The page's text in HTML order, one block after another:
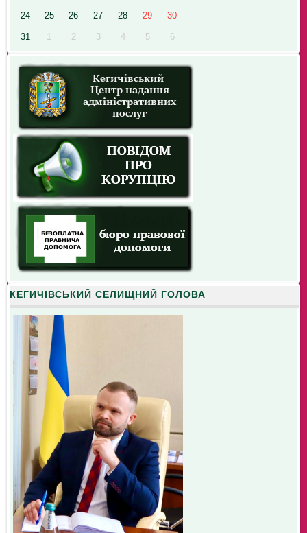
24 25 26 27 28 29 30
31 1 2 3 4 5 6
КЕГИЧІВСЬКИЙ СЕЛИЩНИЙ ГОЛОВА